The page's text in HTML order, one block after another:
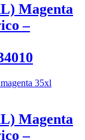
Magenta
–
Magenta
–